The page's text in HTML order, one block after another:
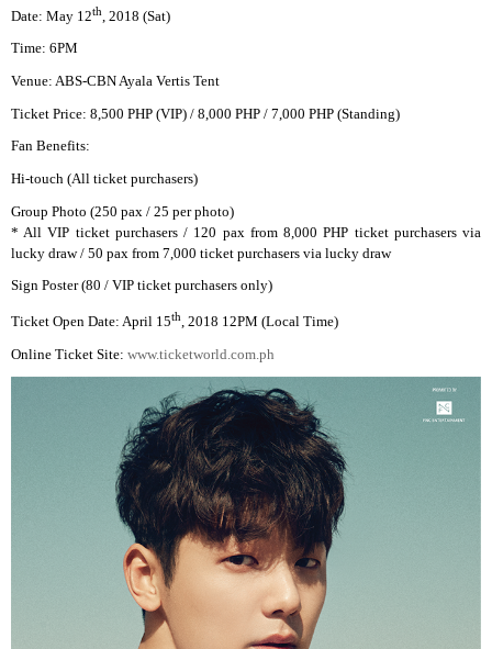
Date: May 12th , 2018 (Sat)
Time: 6PM
Venue: ABS-CBN Ayala Vertis Tent
Ticket Price: 8,500 PHP (VIP) / 8,000 PHP / 7,000 PHP (Standing)
Fan Benefits:
Hi-touch (All ticket purchasers)
Group Photo (250 pax / 25 per photo)
* All VIP ticket purchasers / 120 pax from 8,000 PHP ticket purchasers via
lucky draw / 50 pax from 7,000 ticket purchasers via lucky draw
Sign Poster (80 / VIP ticket purchasers only)
Ticket Open Date: April 15th, 2018 12PM (Local Time)
Online Ticket Site: www.ticketworld.com.ph